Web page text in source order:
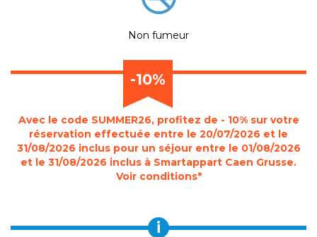
Non fumeur
-10%
Avec le code SUMMER26, profitez de - 10% sur votre
réservation effectuée entre le 20/07/2026 et le
31/08/2026 inclus pour un séjour entre le 01/08/2026
et le 31/08/2026 inclus à Smartappart Caen Grusse.
Voir conditions*
i